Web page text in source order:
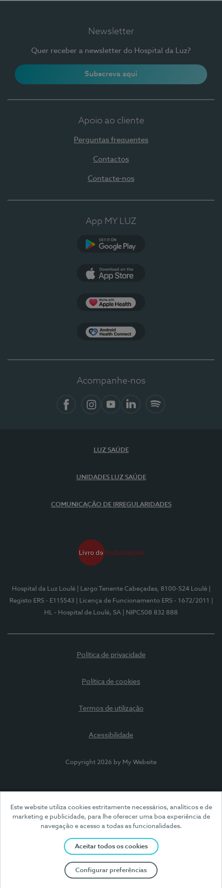
Este website utiliza cookies estritamente necessários, analíticos e de
marketing e publicidade, para lhe oferecer uma boa experiência de
navegação e acesso a todas as funcionalidades.
Aceitar todos os cookies
Configurar preferências
Newsletter
Quer receber a newsletter do Hospital da Luz?
Subscreva aqui
Apoio ao cliente
Perguntas frequentes
Contactos
Contacte-nos
App MY LUZ
Acompanhe-nos
LUZ SAÚDE
UNIDADES LUZ SAÚDE
COMUNICAÇÃO DE IRREGULARIDADES
Hospital da Luz Loulé | Largo Tenente Cabeçadas, 8100-524 Loulé
Registo ERS - E115543
| Licença de Funcionamento ERS - 1672/2011
HL - Hospital de Loulé, SA
| NIPC508 832 888
Política de privacidade
Política de cookies
Termos de utilização
Acessibilidade
Copyright 2026 by My Website